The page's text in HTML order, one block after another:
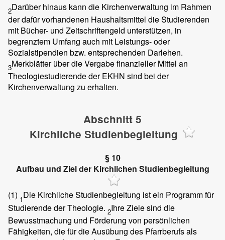
2Darüber hinaus kann die Kirchenverwaltung im Rahmen
der dafür vorhandenen Haushaltsmittel die Studierenden
mit Bücher- und Zeitschriftengeld unterstützen, in
begrenztem Umfang auch mit Leistungs- oder
Sozialstipendien bzw. entsprechenden Darlehen.
3Merkblätter über die Vergabe finanzieller Mittel an
Theologiestudierende der EKHN sind bei der
Kirchenverwaltung zu erhalten.
Abschnitt 5
Kirchliche Studienbegleitung
§ 10
Aufbau und Ziel der Kirchlichen Studienbegleitung
(1) 1Die Kirchliche Studienbegleitung ist ein Programm für
Studierende der Theologie. 2Ihre Ziele sind die
Bewusstmachung und Förderung von persönlichen
Fähigkeiten, die für die Ausübung des Pfarrberufs als